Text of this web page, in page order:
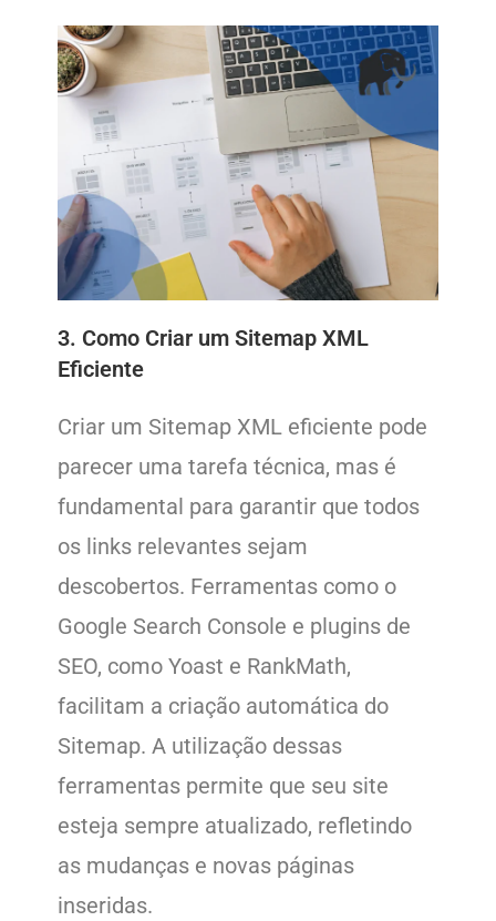
3. Como Criar um Sitemap XML
Eficiente
Criar um Sitemap XML eficiente pode
parecer uma tarefa técnica, mas é
fundamental para garantir que todos
os links relevantes sejam
descobertos. Ferramentas como o
Google Search Console e plugins de
SEO, como Yoast e RankMath,
facilitam a criação automática do
Sitemap. A utilização dessas
ferramentas permite que seu site
esteja sempre atualizado, refletindo
as mudanças e novas páginas
inseridas.